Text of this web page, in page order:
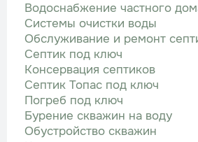
Водоснабжение частного
Системы очистки воды
Обслуживание и ремонт
Септик под ключ
Консервация септиков
Септик Топас под ключ
Погреб под ключ
Бурение скважин на воду
Обустройство скважин